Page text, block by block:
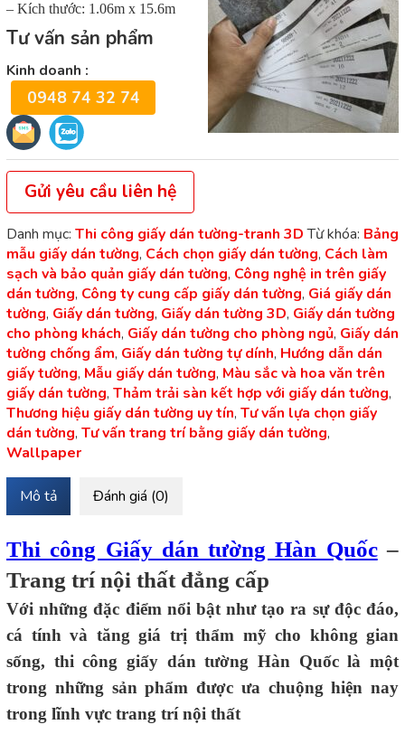
– Kích thước: 1.06m x 15.6m
Tư vấn sản phẩm
Kinh doanh :
0948 74 32 74
Gửi yêu cầu liên hệ
Danh mục: Thi công giấy dán tường-tranh 3D Từ khóa: Bảng
mẫu giấy dán tường, Cách chọn giấy dán tường, Cách làm
sạch và bảo quản giấy dán tường, Công nghệ in trên giấy
dán tường, Công ty cung cấp giấy dán tường, Giá giấy dán
tường, Giấy dán tường, Giấy dán tường 3D, Giấy dán tường
cho phòng khách, Giấy dán tường cho phòng ngủ, Giấy dán
tường chống ẩm, Giấy dán tường tự dính, Hướng dẫn dán
giấy tường, Mẫu giấy dán tường, Màu sắc và hoa văn trên
giấy dán tường, Thảm trải sàn kết hợp với giấy dán tường,
Thương hiệu giấy dán tường uy tín, Tư vấn lựa chọn giấy
dán tường, Tư vấn trang trí bằng giấy dán tường,
Wallpaper
Mô tả Đánh giá (0)
Thi công Giấy dán tường Hàn Quốc–
Trang trí nội thất đẳng cấp
Với những đặc điểm nổi bật như tạo ra sự độc đáo,
cá tính và tăng giá trị thẩm mỹ cho không gian
sống, thi công giấy dán tường Hàn Quốc là một
trong những sản phẩm được ưa chuộng hiện nay
trong lĩnh vực trang trí nội thất